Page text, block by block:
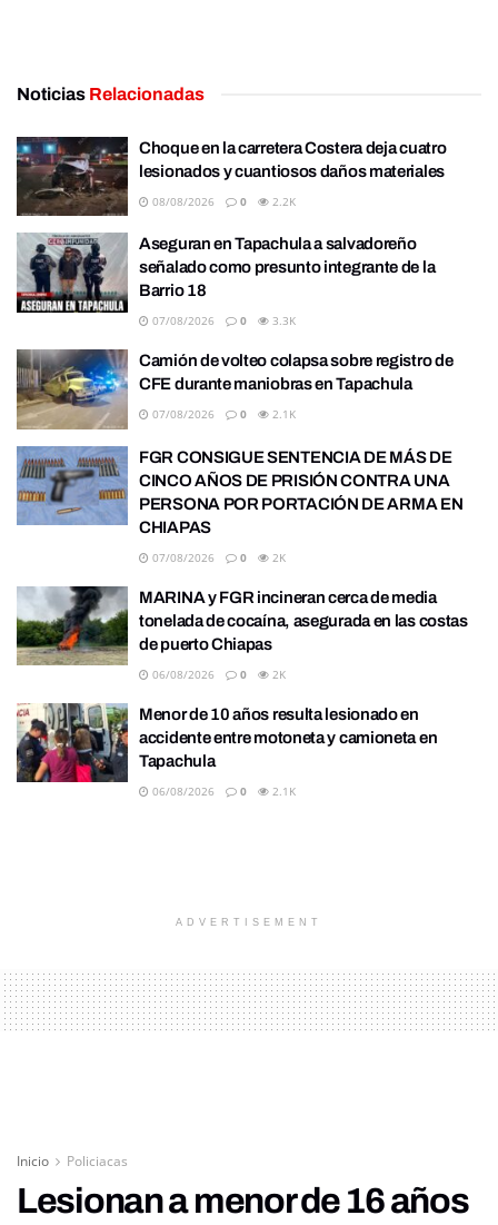
Noticias Relacionadas
Choque en la carretera Costera deja cuatro
lesionados y cuantiosos daños materiales
08/08/2026 0 2.2K
Aseguran en Tapachula a salvadoreño
señalado como presunto integrante de la
Barrio 18
07/08/2026 0 3.3K
Camión de volteo colapsa sobre registro de
CFE durante maniobras en Tapachula
07/08/2026 0 2.1K
FGR CONSIGUE SENTENCIA DE MÁS DE
CINCO AÑOS DE PRISIÓN CONTRA UNA
PERSONA POR PORTACIÓN DE ARMA EN
CHIAPAS
07/08/2026 0 2K
MARINA y FGR incineran cerca de media
tonelada de cocaína, asegurada en las costas
de puerto Chiapas
06/08/2026 0 2K
Menor de 10 años resulta lesionado en
accidente entre motoneta y camioneta en
Tapachula
06/08/2026 0 2.1K
ADVERTISEMENT
Inicio Policiacas
Lesionan a menor de 16 años